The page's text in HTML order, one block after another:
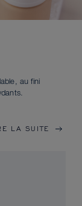
au fini
LA SUITE